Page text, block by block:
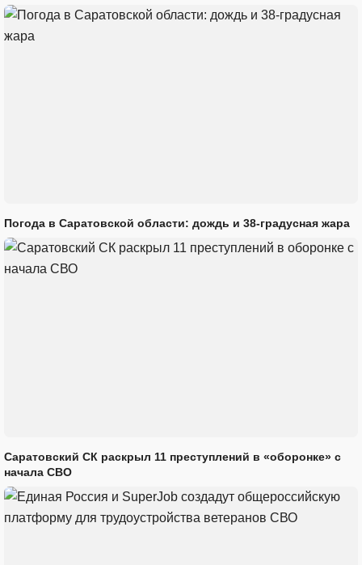
Погода в Саратовской области: дождь и 38-градусная жара
Саратовский СК раскрыл 11 преступлений в «оборонке» с
начала СВО